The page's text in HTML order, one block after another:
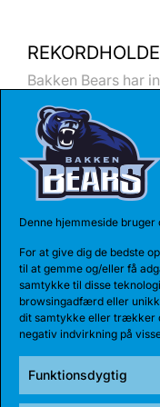
Denne hjemmeside bruger
For at give dig de bedste
til at gemme og/eller få
samtykke til disse
browsingadfærd eller
dit samtykke eller trækker
negativ indvirkning på
Funktionsdygtig
Bakken Bears har